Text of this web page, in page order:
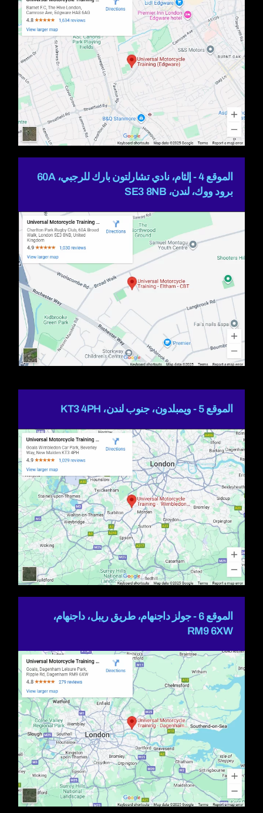
الموقع 4 - إلثام، نادي تشارلتون بارك للرجبي، 60A
برود ووك، لندن، SE3 8NB
الموقع 5 - ويمبلدون، جنوب لندن، KT3 4PH
الموقع 6 - جولز داجنهام، طريق ريبل، داجنهام،
RM9 6XW